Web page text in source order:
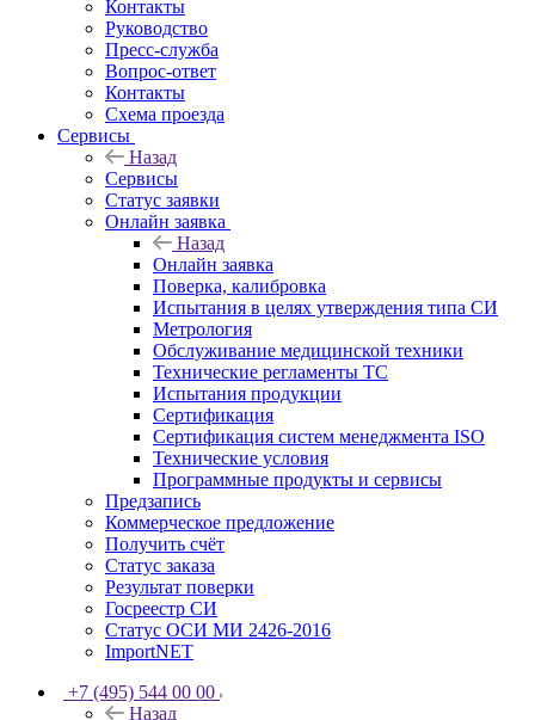
Контакты
Руководство
Пресс-служба
Вопрос-ответ
Контакты
Схема проезда
Сервисы
Назад
Сервисы
Статус заявки
Онлайн заявка
Назад
Онлайн заявка
Поверка, калибровка
Испытания в целях утверждения типа СИ
Метрология
Обслуживание медицинской техники
Технические регламенты ТС
Испытания продукции
Сертификация
Сертификация систем менеджмента ISO
Технические условия
Программные продукты и сервисы
Предзапись
Коммерческое предложение
Получить счёт
Статус заказа
Результат поверки
Госреестр СИ
Статус ОСИ МИ 2426-2016
ImportNET
+7 (495) 544 00 00
Назад